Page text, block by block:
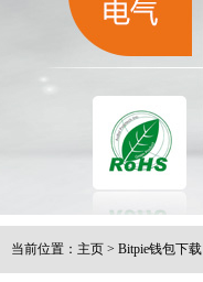
当前位置： 主页 > Bitpie钱包下载